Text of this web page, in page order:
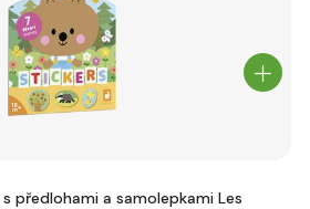
předlohami a samolepkami Les